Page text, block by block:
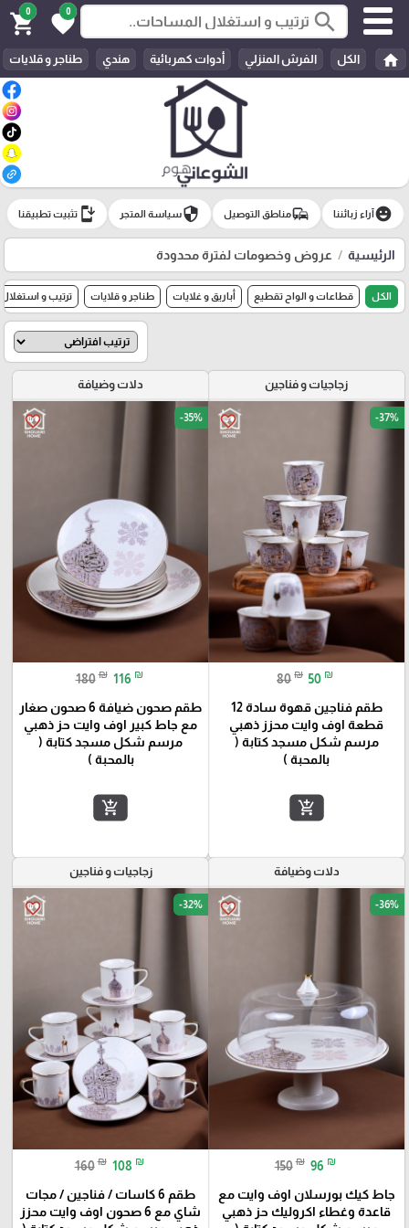
search
0
favorite
0
shopping_cart
home الكل الفرش المنزلي أدوات كهربائية هندي طناجر و قلايات
emoji_emotionsآراء زبائننا commuteمناطق التوصيل securityسياسة المتجر install_mobile تثبيت تطبيقنا
الرئيسية عروض وخصومات لفترة محدودة
الكل قطاعات و الواح تقطيع أباريق و غلايات طناجر و قلايات ترتيب و
زجاجيات و فناجين
favorite_border -37%
80 ₪ 50 ₪
طقم فناجين قهوة سادة 12
قطعة اوف وايت محزز ذهبي
مرسم شكل مسجد كتابة (
بالمحبة )
add_shopping_cart
دلات وضيافة
favorite_border -35%
180 ₪ 116 ₪
طقم صحون ضيافة 6 صحون صغار
مع جاط كبير اوف وايت حز ذهبي
مرسم شكل مسجد كتابة (
بالمحبة )
add_shopping_cart
دلات وضيافة
favorite_border -36%
150 ₪ 96 ₪
جاط كيك بورسلان اوف وايت مع
قاعدة وغطاء اكروليك حز ذهبي
زجاجيات و فناجين
favorite_border -32%
160 ₪ 108 ₪
طقم 6 كاسات / فناجين / مجات
شاي مع 6 صحون اوف وايت محزز